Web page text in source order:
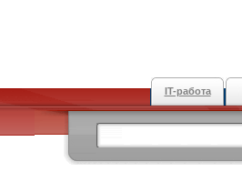
IT-работа